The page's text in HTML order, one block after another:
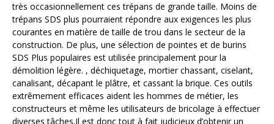
très occasionnellement ces trépans de grande taille. Moins de
trépans SDS plus pourraient répondre aux exigences les plus
courantes en matière de taille de trou dans le secteur de la
construction. De plus, une sélection de pointes et de burins
SDS Plus populaires est utilisée principalement pour la
démolition légère. , déchiquetage, mortier chassant, ciselant,
canalisant, décapant le plâtre, et cassant la brique. Ces outils
extrêmement efficaces aident les hommes de métier, les
constructeurs et même les utilisateurs de bricolage à effectuer
diverses tâches.Il est donc tout à fait judicieux d’obtenir un